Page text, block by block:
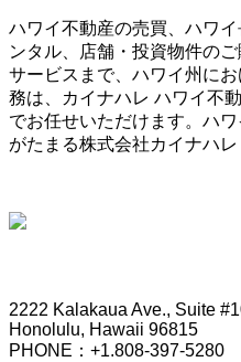
ハワイ不動産の売買、ハワ
ンタル、店舗・投資物件の
サービスまで、ハワイ州に
務は、カイナハレ ハワイ不
でお任せいただけます。ハ
がたまる株式会社カイナハレ
2222 Kalakaua Ave., Suite
Honolulu, Hawaii 96815
PHONE：+1.808-397-5280